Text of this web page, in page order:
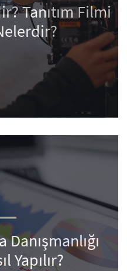
Tanıtım Filmi
Yapılır?